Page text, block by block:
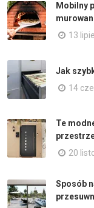
Mobilny
13
Jak
14
Te
20
Sposób